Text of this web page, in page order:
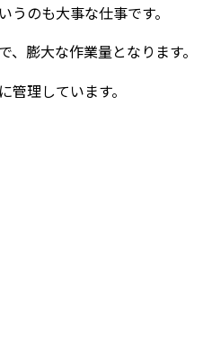
のも大事な仕事です。
膨大な作業量となります。
理しています。